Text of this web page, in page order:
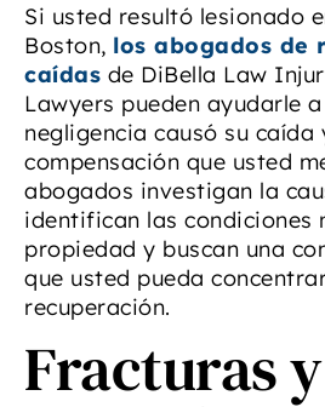
Si usted resultó lesionado
Boston, los abogados de
caídas de DiBella Law
Lawyers pueden ayudarle
negligencia causó su caída
compensación que usted
abogados investigan la
identifican las condiciones
propiedad y buscan una
que usted pueda
recuperación.
Fracturas